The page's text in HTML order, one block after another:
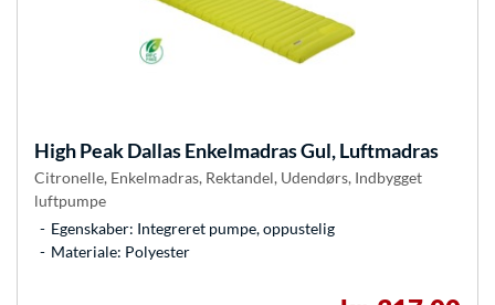
High PeakDallas Enkelmadras Gul, Luftmadras
Citronelle, Enkelmadras, Rektandel, Udendørs, Indbygget
luftpumpe
Egenskaber: Integreret pumpe, oppustelig
Materiale: Polyester